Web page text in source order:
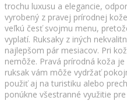
trochu luxusu a elegancie,
vyrobený z pravej prírodnej
veľkú česť svojmu menu,
vyplatí. Ruksaky z iných
najlepšom pár mesiacov. Pri
nemôže. Pravá prírodná koža
ruksak vám môže vydržať
použiť aj na turistiku alebo
ponúkne všestranné využitie